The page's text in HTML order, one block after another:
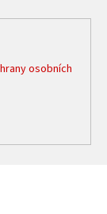
osobních